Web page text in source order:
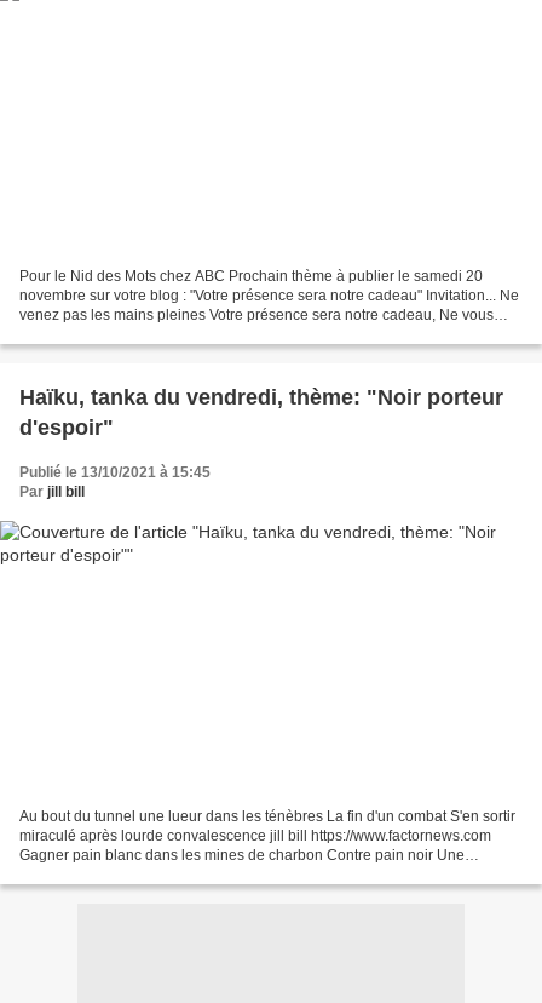
Pour le Nid des Mots chez ABC Prochain thème à publier le samedi 20
novembre sur votre blog : "Votre présence sera notre cadeau" Invitation... Ne
venez pas les mains pleines Votre présence sera notre cadeau, Ne vous
Haïku, tanka du vendredi, thème: "Noir porteur
d'espoir"
Publié le 13/10/2021 à 15:45
Par jill bill
Au bout du tunnel une lueur dans les ténèbres La fin d'un combat S'en sortir
miraculé après lourde convalescence jill bill https://www.factornews.com
Gagner pain blanc dans les mines de charbon Contre pain noir Une